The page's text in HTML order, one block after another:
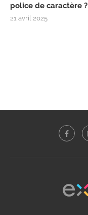
police de caractère ?
21 avril 2025